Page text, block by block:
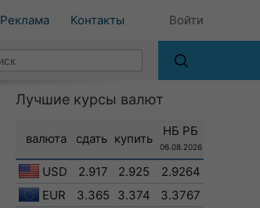
Реклама Контакты Войти
Лучшие курсы валют
валюта сдать купить
НБ РБ
06.08.2026
USD 2.917 2.925
2.9264
EUR
3.365 3.374
3.3767